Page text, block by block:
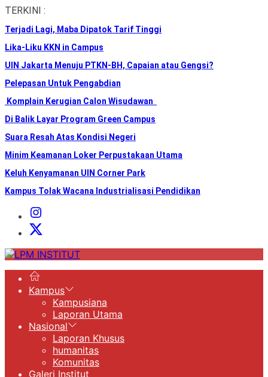
Skip
the
content
TERKINI :
Terjadi Lagi, Maba Dipatok Tarif Tinggi
Lika-Liku KKN in Campus
UIN Jakarta Menuju PTKN-BH, Capaian atau Gengsi?
Pelepasan Untuk Pengabdian
Komplain Kerugian Calon Wisudawan
Di Balik Layar Program Green Campus
Suara Resah Atas Kondisi Negeri
Minim Keamanan Loker Perpustakaan Utama
Keluh Kenyamanan UIN Corner Park
Kampus Tolak Wacana Industrialisasi Pendidikan
Instagram
Institut
X
LPM
Kampus
Kampusiana
Laporan Utama
Nasional
Laporan Khusus
humanitas
Komunitas
Galeri Institut